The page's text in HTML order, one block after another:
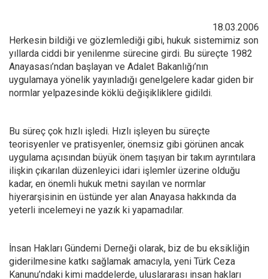
18.03.2006
Herkesin bildiği ve gözlemlediği gibi, hukuk sistemimiz son
yıllarda ciddi bir yenilenme sürecine girdi. Bu süreçte 1982
Anayasası’ndan başlayan ve Adalet Bakanlığı’nın
uygulamaya yönelik yayınladığı genelgelere kadar giden bir
normlar yelpazesinde köklü değişikliklere gidildi.
Bu süreç çok hızlı işledi. Hızlı işleyen bu süreçte
teorisyenler ve pratisyenler, önemsiz gibi görünen ancak
uygulama açısından büyük önem taşıyan bir takım ayrıntılara
ilişkin çıkarılan düzenleyici idari işlemler üzerine olduğu
kadar, en önemli hukuk metni sayılan ve normlar
hiyerarşisinin en üstünde yer alan Anayasa hakkında da
yeterli incelemeyi ne yazık ki yapamadılar.
İnsan Hakları Gündemi Derneği olarak, biz de bu eksikliğin
giderilmesine katkı sağlamak amacıyla, yeni Türk Ceza
Kanunu’ndaki kimi maddelerde, uluslararası insan hakları